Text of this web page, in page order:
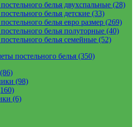
белья двухспальные (28)
белья детские (33)
белья евро размер (269)
белья полуторные (40)
белья семейные (52)
постельного белья (350)
(98)
(6)